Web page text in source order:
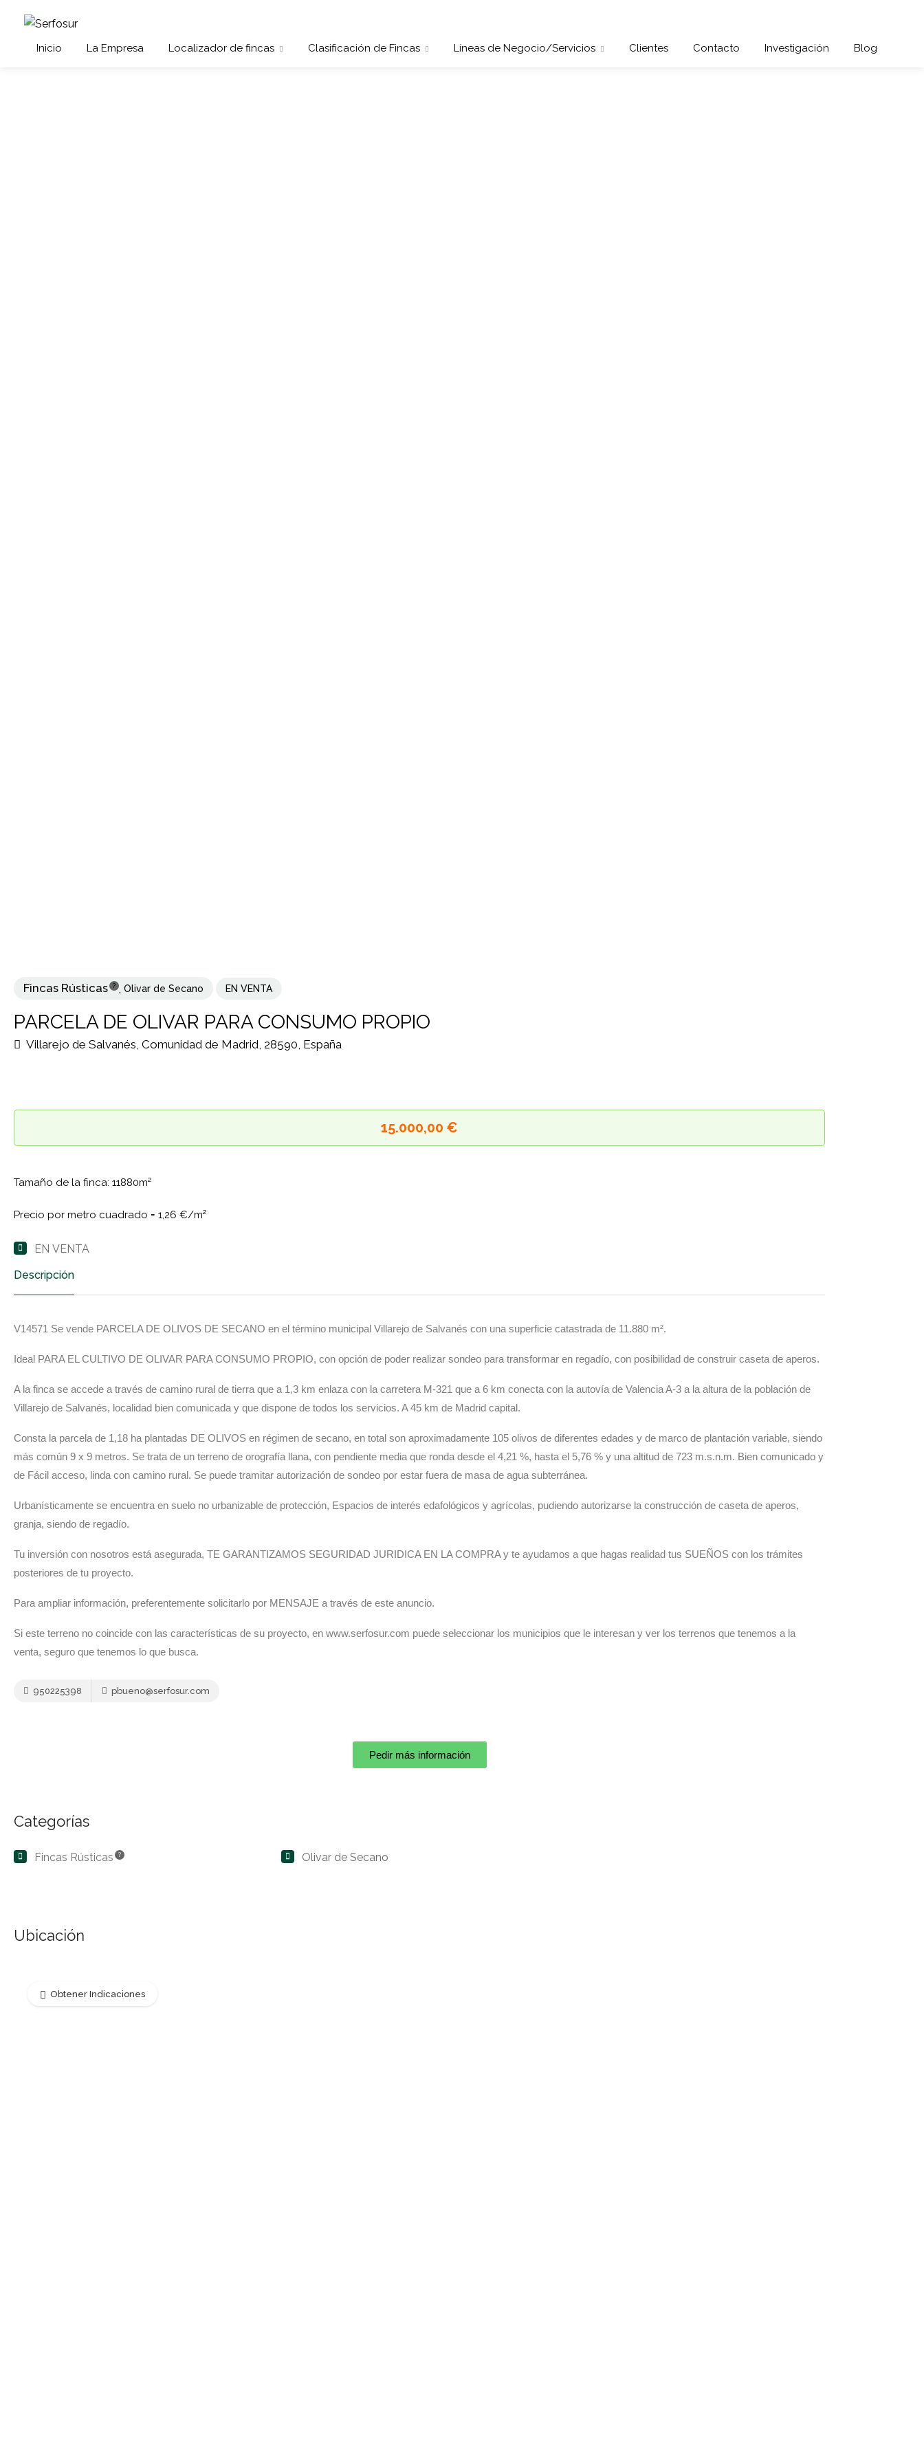
Inicio La Empresa Localizador de fincas Clasificación de Fincas Líneas de Negocio/Servicios Clientes Contacto Investigación Blog
Fincas Rústicas ? , Olivar de Secano EN VENTA
PARCELA DE OLIVAR PARA CONSUMO PROPIO
Villarejo de Salvanés, Comunidad de Madrid, 28590, España
15.000,00 €
Tamaño de la finca: 11880m²
Precio por metro cuadrado = 1,26 €/m²
EN VENTA
Descripción
V14571 Se vende PARCELA DE OLIVOS DE SECANO en el término municipal Villarejo de Salvanés con una superficie catastrada de 11.880 m².
Ideal PARA EL CULTIVO DE OLIVAR PARA CONSUMO PROPIO, con opción de poder realizar sondeo para transformar en regadío, con posibilidad de construir caseta de aperos.
A la finca se accede a través de camino rural de tierra que a 1,3 km enlaza con la carretera M-321 que a 6 km conecta con la autovía de Valencia A-3 a la altura de la población de
Villarejo de Salvanés, localidad bien comunicada y que dispone de todos los servicios. A 45 km de Madrid capital.
Consta la parcela de 1,18 ha plantadas DE OLIVOS en régimen de secano, en total son aproximadamente 105 olivos de diferentes edades y de marco de plantación variable, siendo
más común 9 x 9 metros. Se trata de un terreno de orografía llana, con pendiente media que ronda desde el 4,21 %, hasta el 5,76 % y una altitud de 723 m.s.n.m. Bien comunicado y
de Fácil acceso, linda con camino rural. Se puede tramitar autorización de sondeo por estar fuera de masa de agua subterránea.
Urbanísticamente se encuentra en suelo no urbanizable de protección, Espacios de interés edafológicos y agrícolas, pudiendo autorizarse la construcción de caseta de aperos,
granja, siendo de regadío.
Tu inversión con nosotros está asegurada, TE GARANTIZAMOS SEGURIDAD JURIDICA EN LA COMPRA y te ayudamos a que hagas realidad tus SUEÑOS con los trámites
posteriores de tu proyecto.
Para ampliar información, preferentemente solicitarlo por MENSAJE a través de este anuncio.
Si este terreno no coincide con las características de su proyecto, en www.serfosur.com puede seleccionar los municipios que le interesan y ver los terrenos que tenemos a la
venta, seguro que tenemos lo que busca.
950225398 pbueno@serfosur.com
Pedir más información
Categorías
Fincas Rústicas ? Olivar de Secano
Ubicación
Obtener Indicaciones